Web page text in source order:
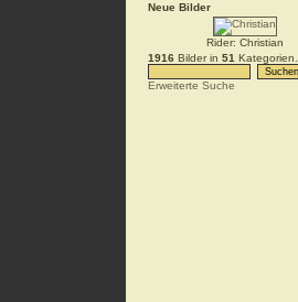
Neue Bilder
Rider: Christian
1916 Bilder in 51 Kategorien.
Erweiterte Suche